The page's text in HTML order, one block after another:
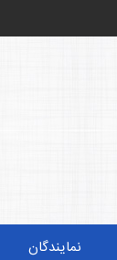
نمایندگان